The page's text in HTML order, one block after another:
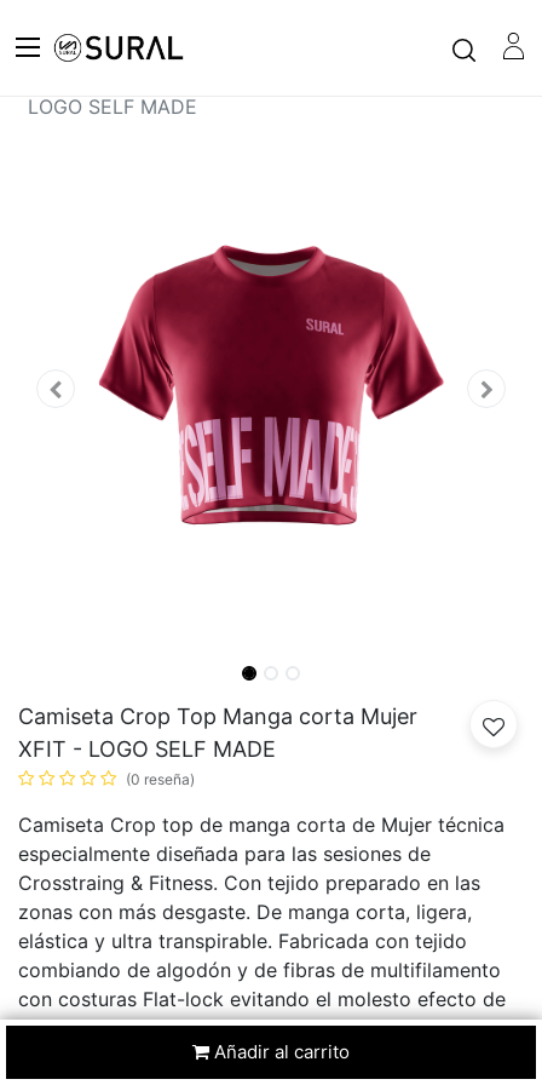
Todos los productos
LOGO SELF MADE
Camiseta Crop Top Manga corta Mujer
XFIT - LOGO SELF MADE
(0 reseña)
Camiseta Crop top de manga corta de Mujer técnica
especialmente diseñada para las sesiones de
Crosstraing & Fitness. Con tejido preparado en las
zonas con más desgaste. De manga corta, ligera,
elástica y ultra transpirable. Fabricada con tejido
combiando de algodón y de fibras de multifilamento
con costuras Flat-lock evitando el molesto efecto de
las rozaduras.
10% Dto.
Añadir al carrito